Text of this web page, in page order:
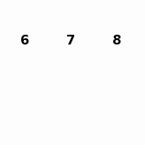
6 7 8